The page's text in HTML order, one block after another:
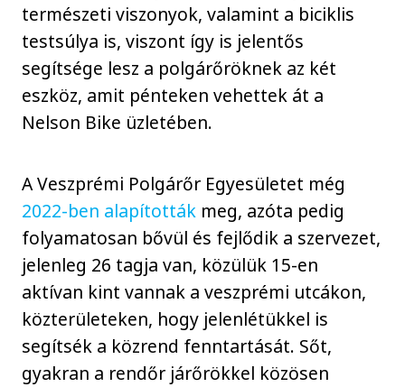
természeti viszonyok, valamint a biciklis
testsúlya is, viszont így is jelentős
segítsége lesz a polgárőröknek az két
eszköz, amit pénteken vehettek át a
Nelson Bike üzletében.
A Veszprémi Polgárőr Egyesületet még
2022-ben alapították meg, azóta pedig
folyamatosan bővül és fejlődik a szervezet,
jelenleg 26 tagja van, közülük 15-en
aktívan kint vannak a veszprémi utcákon,
közterületeken, hogy jelenlétükkel is
segítsék a közrend fenntartását. Sőt,
gyakran a rendőr járőrökkel közösen